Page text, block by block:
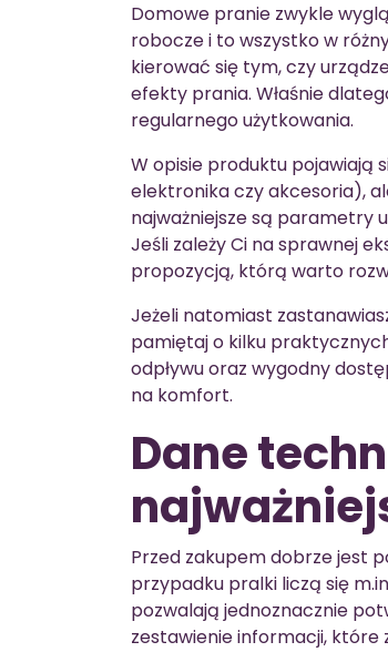
Domowe pranie zwykle
robocze i to wszystko w
kierować się tym, czy
efekty prania. Właśnie
regularnego użytkowania.
W opisie produktu pojawiają
elektronika czy akcesoria),
najważniejsze są parametry
Jeśli zależy Ci na sprawnej
propozycją, którą warto
Jeżeli natomiast
pamiętaj o kilku
odpływu oraz wygodny
na komfort.
Dane
Przed zakupem dobrze jest
przypadku pralki liczą się
pozwalają jednoznacznie
zestawienie informacji, które